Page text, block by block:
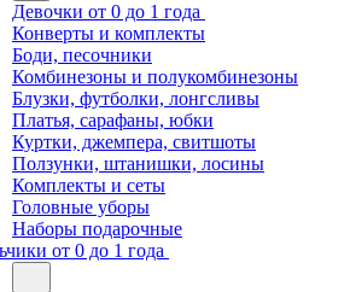
Девочки от 0 до 1 года
Конверты и комплекты
Боди, песочники
Комбинезоны и полукомбинезоны
Блузки, футболки, лонгсливы
Платья, сарафаны, юбки
Куртки, джемпера, свитшоты
Ползунки, штанишки, лосины
Комплекты и сеты
Головные уборы
Наборы подарочные
от 0 до 1 года